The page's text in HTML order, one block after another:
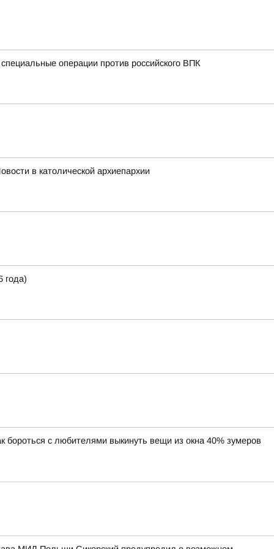
операции против российского ВПК
в католической архиепархии
года)
с любителями выкинуть вещи из окна 40% зумеров